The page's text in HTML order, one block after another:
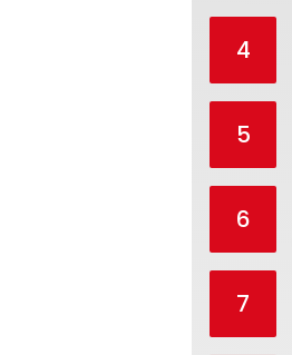
4
5
6
7